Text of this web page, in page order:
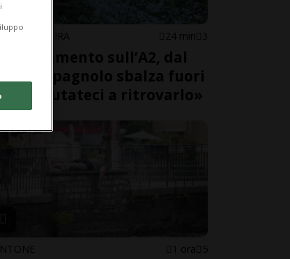
VIRA 24 min 3
sull’A2, dal
spagnolo sbalza fuori
«Aiutateci a ritrovarlo»
1 ora 5